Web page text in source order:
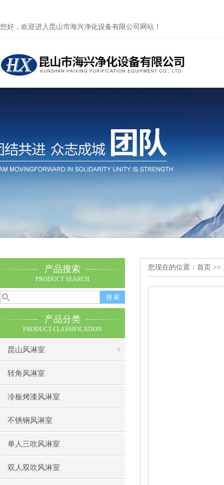
您好，欢迎进入昆山市海兴净化设备有限公司网站！
产品搜索
PRODUCT SEARCH
产品分类
PRODUCT CLASSIFICATION
昆山风淋室
转角风淋室
冷板烤漆风淋室
不锈钢风淋室
单人三吹风淋室
双人双吹风淋室
您现在的位置： 首页 >>